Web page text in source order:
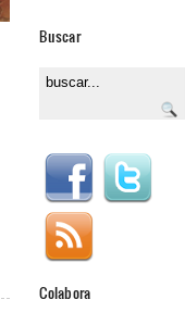
Buscar
Colabora